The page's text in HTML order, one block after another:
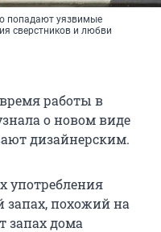
попадают уязвимые
сверстников и любви
время работы в
о новом виде
дизайнерским.
употребления
запах, похожий на
запах дома